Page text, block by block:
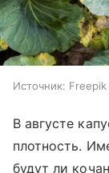
Источник: Freepik
В августе
плотность.
будут ли